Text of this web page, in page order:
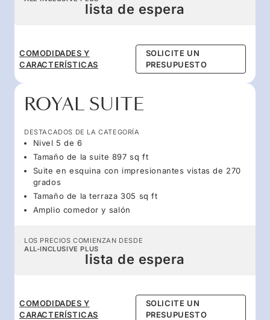
lista de espera
COMODIDADES Y
CARACTERÍSTICAS
SOLICITE UN
PRESUPUESTO
ROYAL SUITE
DESTACADOS DE LA CATEGORÍA
Nivel 5 de 6
Tamaño de la suite 897 sq ft
Suite en esquina con impresionantes vistas de 270
grados
Tamaño de la terraza 305 sq ft
Amplio comedor y salón
LOS PRECIOS COMIENZAN DESDE
ALL-INCLUSIVE PLUS
lista de espera
COMODIDADES Y
CARACTERÍSTICAS
SOLICITE UN
PRESUPUESTO